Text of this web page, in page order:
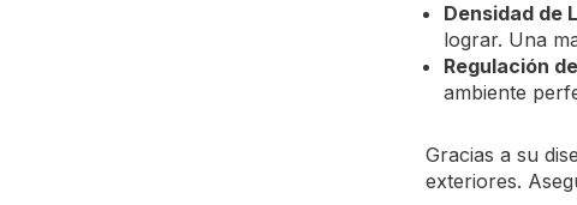
Densidad de
lograr. Una
Regulación
ambiente
Gracias a su
exteriores.